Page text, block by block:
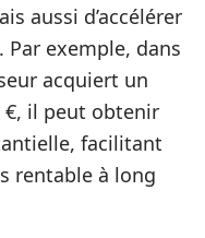
aussi d’accélérer
exemple, dans
acquiert un
€, il peut obtenir
facilitant
rentable à long